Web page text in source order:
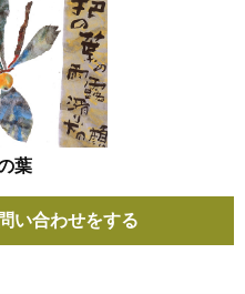
葉
い合わせをする